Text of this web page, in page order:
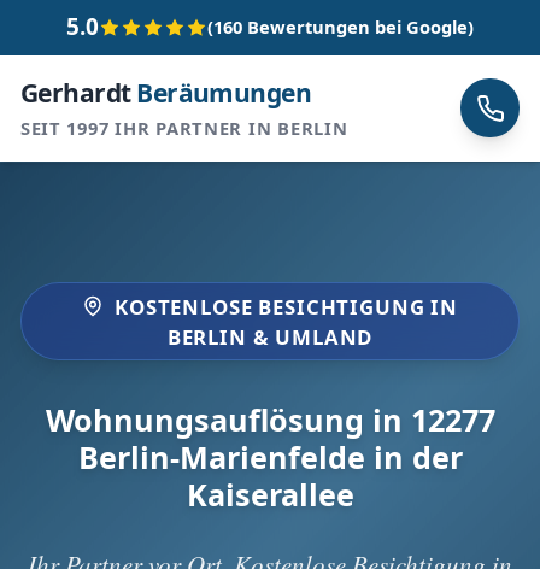
5.0 (160 Bewertungen bei Google)
GerhardtBeräumungen
SEIT 1997 IHR PARTNER IN BERLIN
KOSTENLOSE BESICHTIGUNG IN
BERLIN & UMLAND
Wohnungsauflösung in 12277
Berlin-Marienfelde in der
Kaiserallee